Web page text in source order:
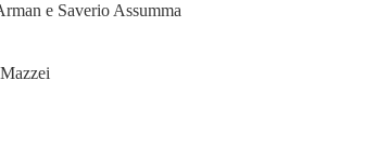
e Saverio Assumma